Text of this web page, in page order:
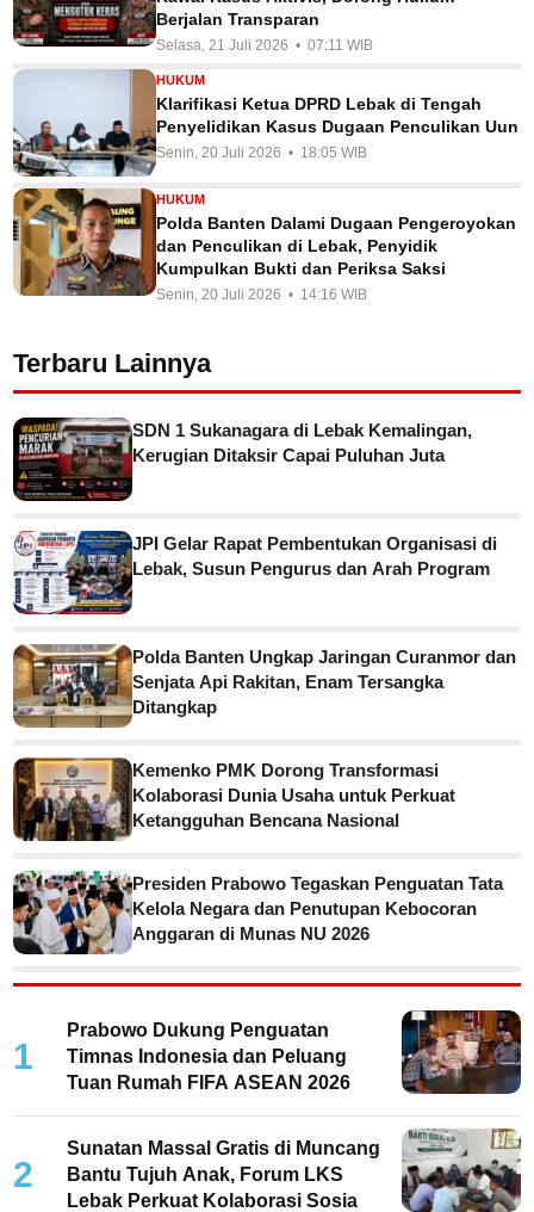
Berjalan Transparan
Selasa, 21 Juli 2026 • 07:11 WIB
HUKUM
Klarifikasi Ketua DPRD Lebak di Tengah
Penyelidikan Kasus Dugaan Penculikan Uun
Senin, 20 Juli 2026 • 18:05 WIB
HUKUM
Polda Banten Dalami Dugaan Pengeroyokan
dan Penculikan di Lebak, Penyidik
Kumpulkan Bukti dan Periksa Saksi
Senin, 20 Juli 2026 • 14:16 WIB
Terbaru Lainnya
SDN 1 Sukanagara di Lebak Kemalingan,
Kerugian Ditaksir Capai Puluhan Juta
JPI Gelar Rapat Pembentukan Organisasi di
Lebak, Susun Pengurus dan Arah Program
Polda Banten Ungkap Jaringan Curanmor dan
Senjata Api Rakitan, Enam Tersangka
Ditangkap
Kemenko PMK Dorong Transformasi
Kolaborasi Dunia Usaha untuk Perkuat
Ketangguhan Bencana Nasional
Presiden Prabowo Tegaskan Penguatan Tata
Kelola Negara dan Penutupan Kebocoran
Anggaran di Munas NU 2026
1
Prabowo Dukung Penguatan
Timnas Indonesia dan Peluang
Tuan Rumah FIFA ASEAN 2026
2
Sunatan Massal Gratis di Muncang
Bantu Tujuh Anak, Forum LKS
Lebak Perkuat Kolaborasi Sosia